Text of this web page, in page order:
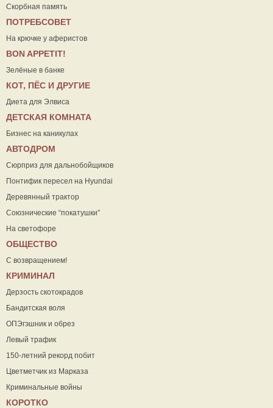
Скорбная память
ПОТРЕБСОВЕТ
На крючке у аферистов
ВON APPETIT!
Зелёные в банке
КОТ, ПЁС И ДРУГИЕ
Диета для Элвиса
ДЕТСКАЯ КОМНАТА
Бизнес на каникулах
АВТОДРОМ
Сюрприз для дальнобойщиков
Понтифик пересел на Hyundai
Деревянный трактор
Союзнические “покатушки”
На светофоре
ОБЩЕСТВО
С возвращением!
КРИМИНАЛ
Дерзость скотокрадов
Бандитская воля
ОПЭгэшник и обрез
Левый трафик
150-летний рекорд побит
Цветметчик из Марказа
Криминальные войны
КОРОТКО